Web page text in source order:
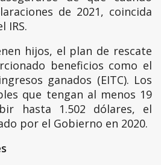
de 2021, coincida
IRS.
hijos, el plan de rescate
beneficios como el
ganados (EITC). Los
que tengan al menos 19
hasta 1.502 dólares, el
por el Gobierno en 2020.